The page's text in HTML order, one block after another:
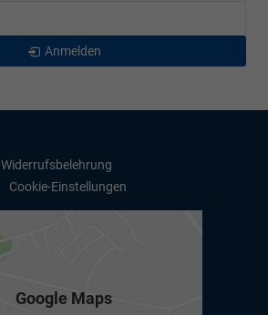
Anmelden
Widerrufsbelehrung
Cookie-Einstellungen
Google Maps